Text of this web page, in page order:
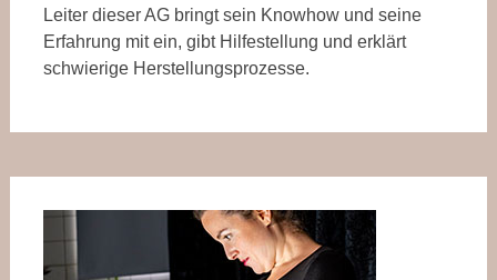
Leiter dieser AG bringt sein Knowhow und seine
Erfahrung mit ein, gibt Hilfestellung und erklärt
schwierige Herstellungsprozesse.